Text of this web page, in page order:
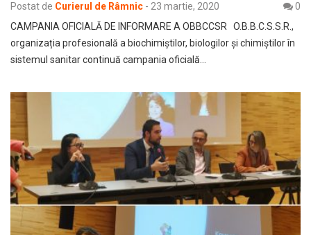
Postat de Curierul de Râmnic - 23 martie, 2020
0
CAMPANIA OFICIALĂ DE INFORMARE A OBBCCSR O.B.B.C.S.S.R.,
organizația profesională a biochimiștilor, biologilor și chimiștilor în
sistemul sanitar continuă campania oficială…